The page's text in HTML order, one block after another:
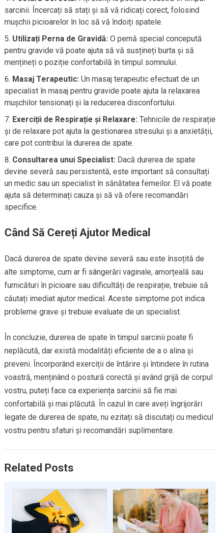
sarcinii. Încercați să stați și să vă ridicați corect, folosind
mușchii picioarelor în loc să vă îndoiți spatele.
Utilizați Perna de Gravidă: O pernă special concepută
pentru gravide vă poate ajuta să vă susțineți burta și să
mențineți o poziție confortabilă în timpul somnului.
Masaj Terapeutic: Un masaj terapeutic efectuat de un
specialist în masaj pentru gravide poate ajuta la relaxarea
mușchilor tensionați și la reducerea disconfortului.
Exerciții de Respirație și Relaxare: Tehnicile de respirație
și de relaxare pot ajuta la gestionarea stresului și a anxietății,
care pot contribui la durerea de spate.
Consultarea unui Specialist: Dacă durerea de spate
devine severă sau persistentă, este important să consultați
un medic sau un specialist în sănătatea femeilor. El vă poate
ajuta să determinați cauza și să vă ofere recomandări
specifice.
Când Să Cereți Ajutor Medical
Dacă durerea de spate devine severă sau este însoțită de
alte simptome, cum ar fi sângerări vaginale, amorțeală sau
furnicături în picioare sau dificultăți de respirație, trebuie să
căutați imediat ajutor medical. Aceste simptome pot indica
probleme grave și trebuie evaluate de un specialist.
În concluzie, durerea de spate în timpul sarcinii poate fi
neplăcută, dar există modalități eficiente de a o alina și
preveni. Încorporând exerciții de întărire și întindere în rutina
voastră, menținând o postură corectă și având grijă de corpul
vostru, puteți face ca experiența sarcinii să fie mai
confortabilă și mai plăcută. În cazul în care aveți îngrijorări
legate de durerea de spate, nu ezitați să discutați cu medicul
vostru pentru sfaturi și recomandări suplimentare.
Related Posts